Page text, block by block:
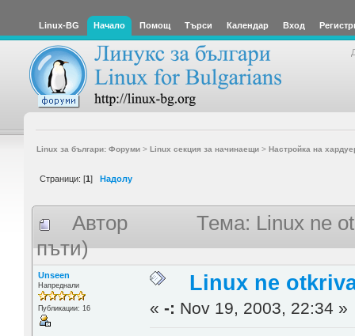
Linux-BG Начало Помощ Търси Календар Вход
Linux за българи: Форуми> Linux секция за начинаещи> Настройка на
Страници: [1] Надолу
Автор
Тема: Linux ne
пъти)
Unseen
Напреднали
Публикации: 16
Linux ne
«-: Nov 19, 2003, 22:34 »